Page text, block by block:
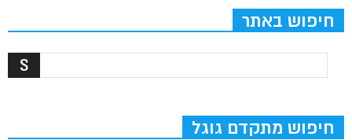
חיפוש באתר
חיפוש מתקדם גוגל